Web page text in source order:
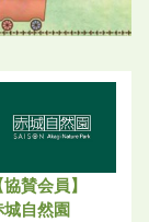
協賛会員】
城自然園